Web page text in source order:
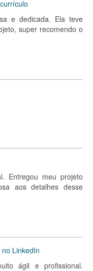
e dedicada. Ela teve
super recomendo o
Entregou meu projeto
aos detalhes desse
LinkedIn
ágil e profissional.